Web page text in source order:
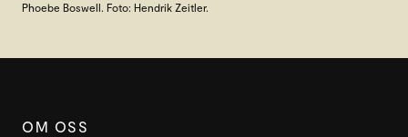
Phoebe Boswell. Foto: Hendrik Zeitler.
OM OSS